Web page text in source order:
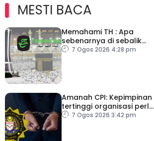
MESTI BACA
Memahami TH : Apa
sebenarnya di sebalik
angka
7 Ogos 2026 4:28 pm
Amanah CPI: Kepimpinan
tertinggi organisasi perlu
pacu reformasi radikal
7 Ogos 2026 3:42 pm